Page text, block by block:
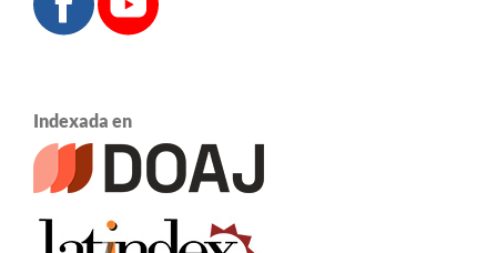
Indexada en